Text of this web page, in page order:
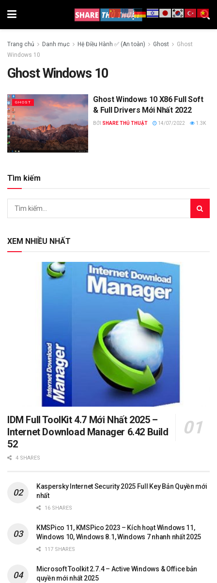
Trang chủ Danh mục Hệ Điều Hành ✅ (An toàn) Ghost
Ghost
Windows 10
Ghost Windows 10
GHOST
Ghost Windows 10 X86 Full Soft
& Full Drivers Mới Nhất 2022
BỞI SHARE THỦ THUẬT 14/07/2022 1.3K
Tìm kiếm
XEM NHIỀU NHẤT
IDM Full ToolKit 4.7 Mới Nhất 2025 –
Internet Download Manager 6.42 Build
52
4 SHARES
Kaspersky Internet Security 2025 Full Key Bản Quyền mới
nhất
16 SHARES
KMSPico 11, KMSPico 2023 – Kích hoạt Windows 11,
Windows 10, Windows 8.1, Windows 7 nhanh nhất 2025
117 SHARES
Microsoft Toolkit 2.7.4 – Active Windows & Office bản
quyền mới nhất 2025